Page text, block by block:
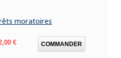
moratoires
€ COMMANDER